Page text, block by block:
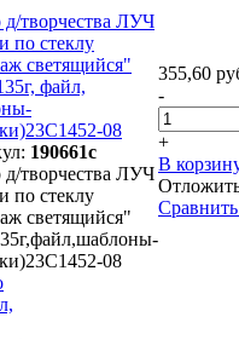
д/творчества ЛУЧ
по стеклу
светящийся"
файл,
08
190661с
д/творчества ЛУЧ
по стеклу
светящийся"
08
355,60
-
+
В
Сравнить